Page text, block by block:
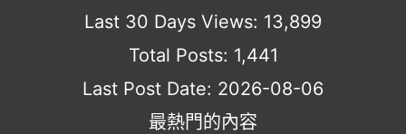
Last 30 Days Views: 13,899
Total Posts: 1,441
Last Post Date: 2026-08-06
最熱門的內容